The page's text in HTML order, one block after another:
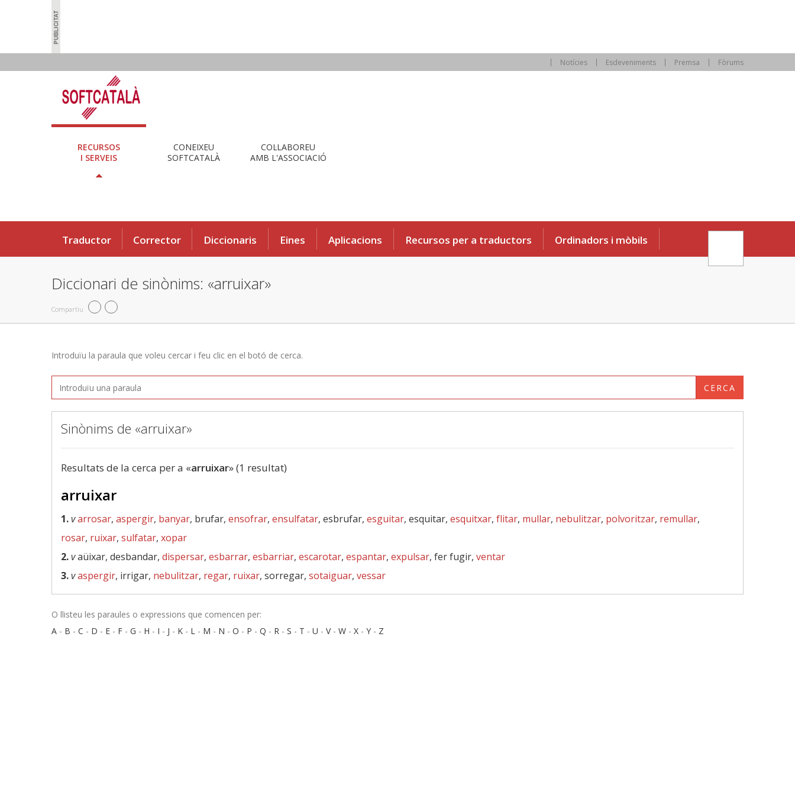
Notícies Esdeveniments Premsa Fòrums
RECURSOS
I SERVEIS
CONEIXEU
SOFTCATALÀ
COL·LABOREU
AMB L'ASSOCIACIÓ
Traductor Corrector Diccionaris Eines Aplicacions Recursos per a traductors Ordinadors i mòbils
Diccionari de sinònims: «arruixar»
Compartiu
Introduïu la paraula que voleu cercar i feu clic en el botó de cerca.
CERCA
Sinònims de «arruixar»
Resultats de la cerca per a «arruixar» (1 resultat)
arruixar
1.varrosar, aspergir, banyar, brufar, ensofrar, ensulfatar, esbrufar, esguitar, esquitar, esquitxar, flitar, mullar, nebulitzar, polvoritzar, remullar,
rosar, ruixar, sulfatar, xopar
2.vaüixar, desbandar, dispersar, esbarrar, esbarriar, escarotar, espantar, expulsar, fer fugir, ventar
3.vaspergir, irrigar, nebulitzar, regar, ruixar, sorregar, sotaiguar, vessar
O llisteu les paraules o expressions que comencen per:
A - B - C - D - E - F - G - H - I - J - K - L - M - N - O - P - Q - R - S - T - U - V- W - X - Y - Z